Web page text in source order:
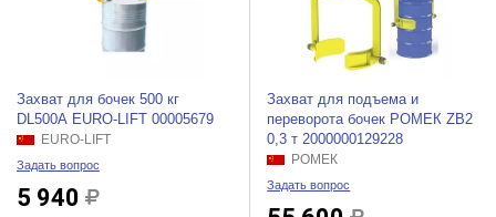
Захват для бочек 500 кг
DL500А EURO-LIFT 00005679
EURO-LIFT
Задать вопрос
5 940
Захват для подъема и
переворота бочек РОМЕК ZB2
0,3 т 2000000129228
РОМЕК
Задать вопрос